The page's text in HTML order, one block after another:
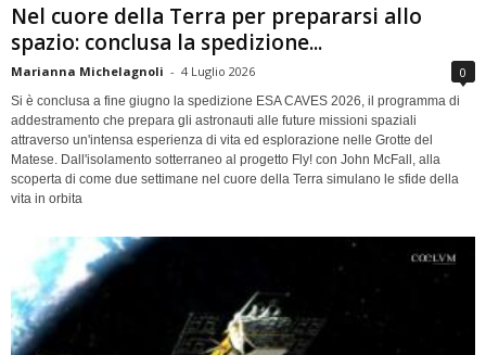
Nel cuore della Terra per prepararsi allo
spazio: conclusa la spedizione...
Marianna Michelagnoli - 4 Luglio 2026 0
Si è conclusa a fine giugno la spedizione ESA CAVES 2026, il programma di
addestramento che prepara gli astronauti alle future missioni spaziali
attraverso un'intensa esperienza di vita ed esplorazione nelle Grotte del
Matese. Dall'isolamento sotterraneo al progetto Fly! con John McFall, alla
scoperta di come due settimane nel cuore della Terra simulano le sfide della
vita in orbita